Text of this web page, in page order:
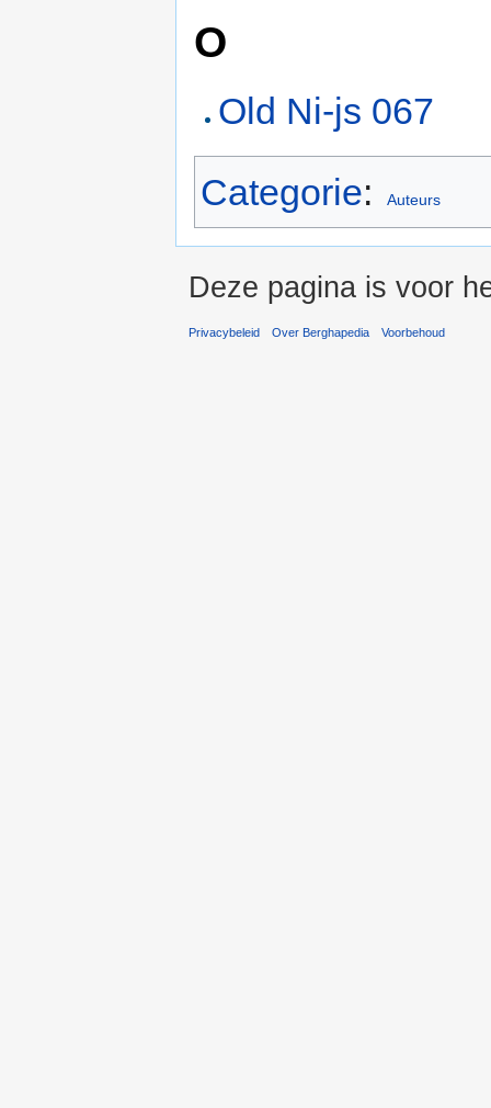
O
Old Ni-js 067
Categorie: Auteurs
Deze pagina is voor
Privacybeleid Over Berghapedia Voorbehoud